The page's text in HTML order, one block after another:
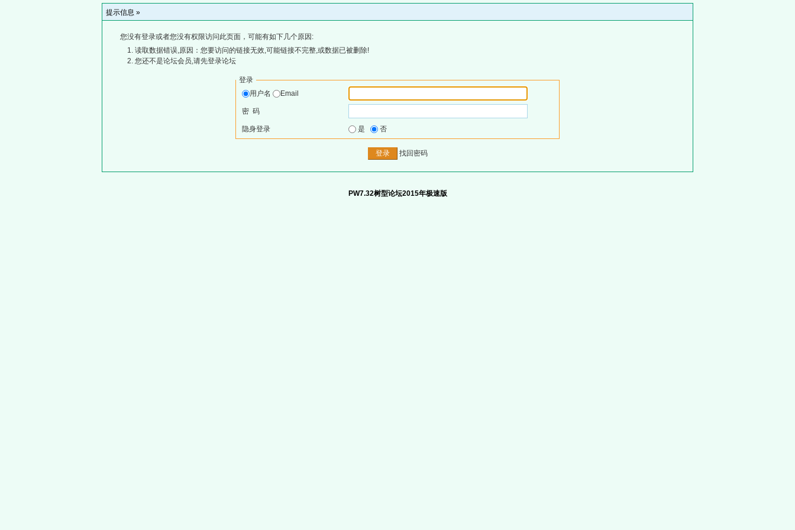
提示信息 »
您没有登录或者您没有权限访问此页面，可能有如下几个原因:
读取数据错误,原因：您要访问的链接无效,可能链接不完整,或数据已被删除!
您还不是论坛会员,请先登录论坛
登录
用户名
Email
密 码
隐身登录 是 否
找回密码
PW7.32树型论坛2015年极速版